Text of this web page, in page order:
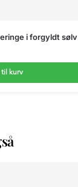
i forgyldt sølv
kurv